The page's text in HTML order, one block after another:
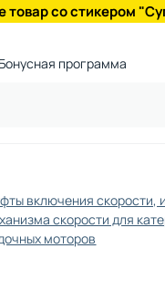
со стикером
программа
включения скорости,
скорости для
моторов